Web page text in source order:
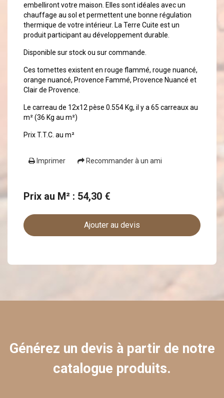
embelliront votre maison. Elles sont idéales avec un
chauffage au sol et permettent une bonne régulation
thermique de votre intérieur. La Terre Cuite est un
produit participant au développement durable.
Disponible sur stock ou sur commande.
Ces tomettes existent en rouge flammé, rouge nuancé,
orange nuancé, Provence Fammé, Provence Nuancé et
Clair de Provence.
Le carreau de 12x12 pèse 0.554 Kg, il y a 65 carreaux au
m² (36 Kg au m²)
Prix T.T.C. au m²
Imprimer Recommander à un ami
Prix au M² : 54,30 €
Ajouter au devis
Générez un devis à partir de notre
catalogue produits.